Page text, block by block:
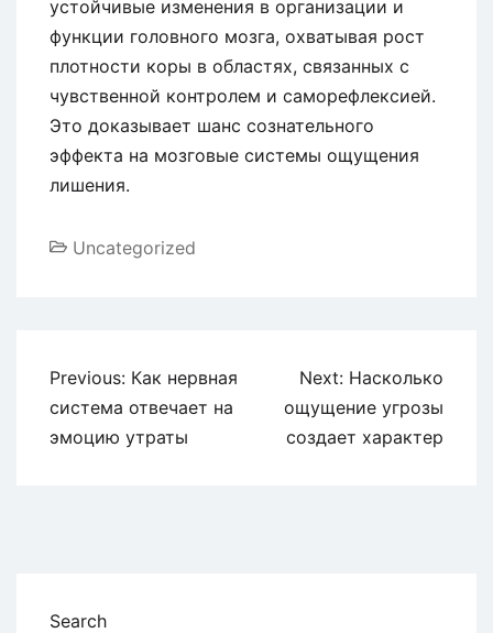
устойчивые изменения в организации и
функции головного мозга, охватывая рост
плотности коры в областях, связанных с
чувственной контролем и саморефлексией.
Это доказывает шанс сознательного
эффекта на мозговые системы ощущения
лишения.
Uncategorized
Previous: Как нервная
система отвечает на
эмоцию утраты
Next: Насколько
ощущение угрозы
создает характер
Search